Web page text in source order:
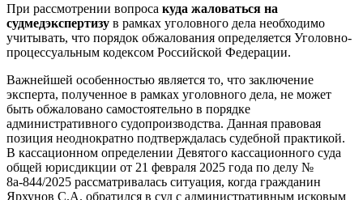
При рассмотрении вопроса куда жаловаться на
судмедэкспертизу в рамках уголовного дела необходимо
учитывать, что порядок обжалования определяется Уголовно-
процессуальным кодексом Российской Федерации.
Важнейшей особенностью является то, что заключение
эксперта, полученное в рамках уголовного дела, не может
быть обжаловано самостоятельно в порядке
административного судопроизводства. Данная правовая
позиция неоднократно подтверждалась судебной практикой.
В кассационном определении Девятого кассационного суда
общей юрисдикции от 21 февраля 2025 года по делу №
8а-844/2025 рассматривалась ситуация, когда гражданин
Ярхунов С.А. обратился в суд с административным исковым